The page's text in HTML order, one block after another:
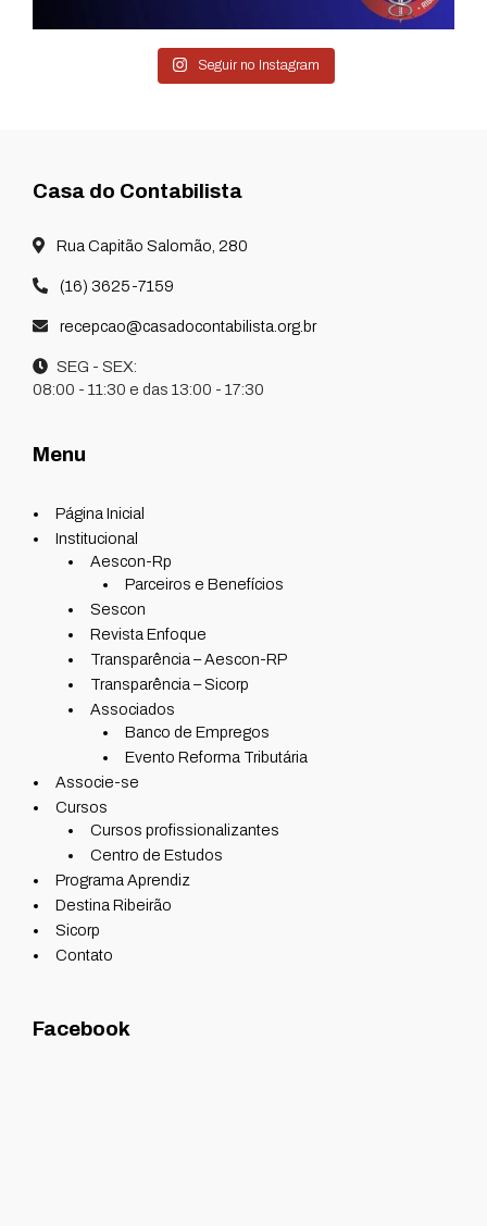
Seguir no Instagram
Casa do Contabilista
Rua Capitão Salomão, 280
(16) 3625-7159
recepcao@casadocontabilista.org.br
SEG - SEX:
08:00 - 11:30 e das 13:00 - 17:30
Menu
Página Inicial
Institucional
Aescon-Rp
Parceiros e Benefícios
Sescon
Revista Enfoque
Transparência – Aescon-RP
Transparência – Sicorp
Associados
Banco de Empregos
Evento Reforma Tributária
Associe-se
Cursos
Cursos profissionalizantes
Centro de Estudos
Programa Aprendiz
Destina Ribeirão
Sicorp
Contato
Facebook